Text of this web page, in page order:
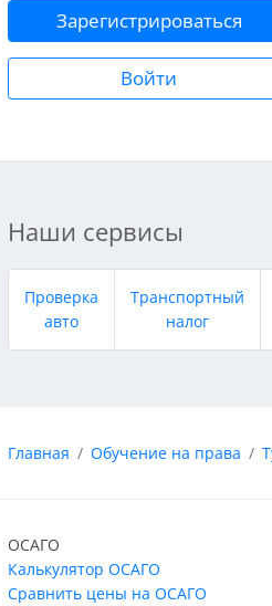
Зарегистрироваться
Войти
Наши сервисы
Проверка
авто
Транспортный
налог
Главная Обучение на права
ОСАГО
Калькулятор ОСАГО
Сравнить цены на ОСАГО